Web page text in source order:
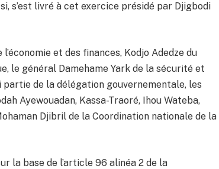
s’est livré à cet exercice présidé par Djigbodi
et des finances, Kodjo Adedze du
le général Damehame Yark de la sécurité et
partie de la délégation gouvernementale, les
Ayewouadan, Kassa-Traoré, Ihou Wateba,
Djibril de la Coordination nationale de la
la base de l’article 96 alinéa 2 de la